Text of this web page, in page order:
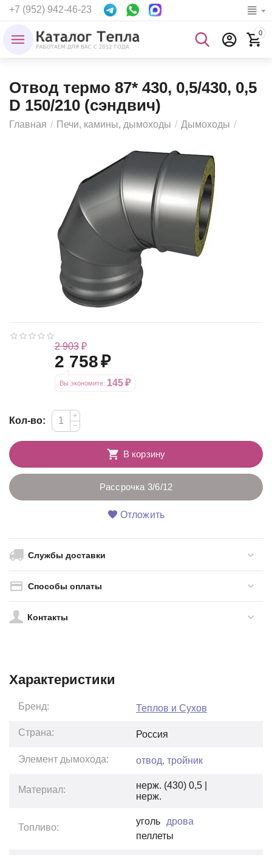
+7 (952) 942-46-23
0
Отвод термо 87* 430, 0,5/430, 0,5
D 150/210 (сэндвич)
Главная / Печи, камины, дымоходы / Дымоходы /
2 903 ₽
2 758₽
Вы экономите: 145₽
Кол-во:
+
−
В корзину
Рассрочка 3/6/12
Отложить
Службы доставки
Способы оплаты
Контакты
Характеристики
Бренд: Теплов и Сухов
Страна: Россия
Элемент дымохода: отвод, тройник
Материал:
нерж. (430) 0,5 |
нерж.
Топливо:
уголь
дрова
пеллеты